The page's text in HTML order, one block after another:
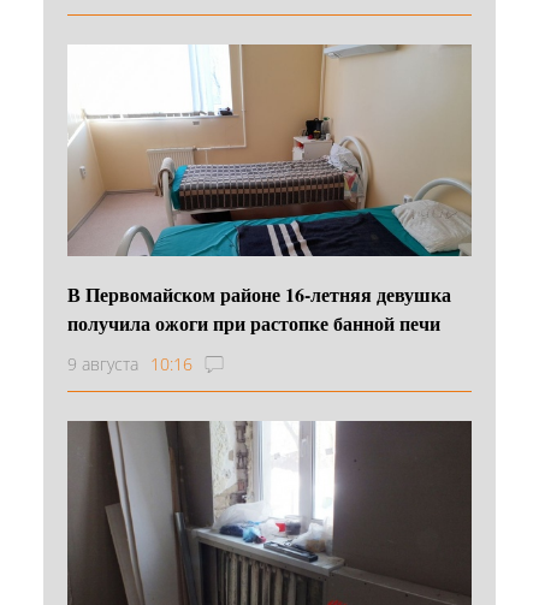
В Первомайском районе 16‑летняя девушка
получила ожоги при растопке банной печи
9 августа 10:16